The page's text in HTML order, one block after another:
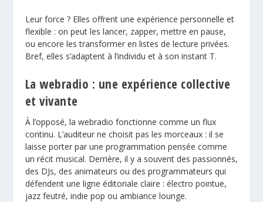
Leur force ? Elles offrent une expérience personnelle et
flexible : on peut les lancer, zapper, mettre en pause,
ou encore les transformer en listes de lecture privées.
Bref, elles s’adaptent à l’individu et à son instant T.
La webradio : une expérience collective
et vivante
À l’opposé, la webradio fonctionne comme un flux
continu. L’auditeur ne choisit pas les morceaux : il se
laisse porter par une programmation pensée comme
un récit musical. Derrière, il y a souvent des passionnés,
des DJs, des animateurs ou des programmateurs qui
défendent une ligne éditoriale claire : électro pointue,
jazz feutré, indie pop ou ambiance lounge.